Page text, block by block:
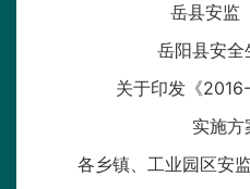
岳县安监
岳阳县安全
关于印发《
实施方
各乡镇、工业园区安